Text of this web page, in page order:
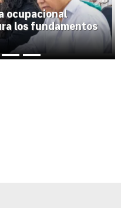
ocupacional
los fundamentos
Next